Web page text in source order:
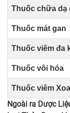
Thuốc chữa dạ
Thuốc mát gan
Thuốc viêm đa
Thuốc vôi hóa
Thuốc viêm
Ngoài ra Dược